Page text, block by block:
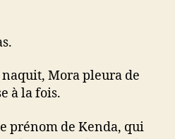
Mora pleura de
à la fois.
prénom de Kenda, qui